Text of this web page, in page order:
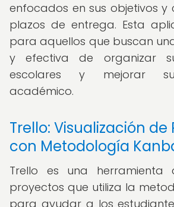
enfocados en sus objetivos y
plazos de entrega. Esta
para aquellos que buscan
y efectiva de organizar
escolares y mejorar su
académico.
Trello: Visualización de
con Metodología
Trello es una herramienta
proyectos que utiliza la
para ayudar a los